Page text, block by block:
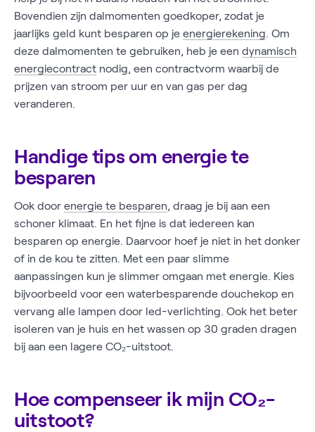
Bovendien zijn dalmomenten goedkoper, zodat je
jaarlijks geld kunt besparen op je energierekening. Om
deze dalmomenten te gebruiken, heb je een dynamisch
energiecontract nodig, een contractvorm waarbij de
prijzen van stroom per uur en van gas per dag
veranderen.
Handige tips om energie te
besparen
Ook door energie te besparen, draag je bij aan een
schoner klimaat. En het fijne is dat iedereen kan
besparen op energie. Daarvoor hoef je niet in het donker
of in de kou te zitten. Met een paar slimme
aanpassingen kun je slimmer omgaan met energie. Kies
bijvoorbeeld voor een waterbesparende douchekop en
vervang alle lampen door led-verlichting. Ook het beter
isoleren van je huis en het wassen op 30 graden dragen
bij aan een lagere CO₂-uitstoot.
Hoe compenseer ik mijn CO₂-
uitstoot?